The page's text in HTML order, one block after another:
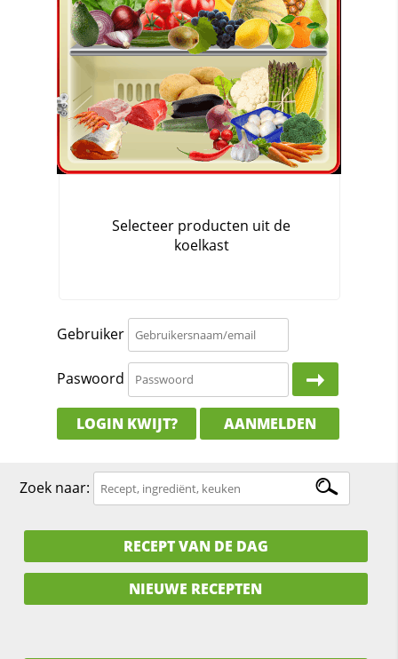
Gebruiker
Paswoord
LOGIN KWIJT? AANMELDEN
Zoek naar:
RECEPT VAN DE DAG
NIEUWE RECEPTEN